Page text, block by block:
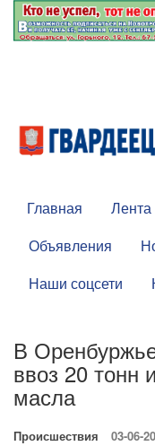
Главная Лента
Объявления
Наши соцсети
В
ввоз 20 тонн
масла
Происшествия 03-06-